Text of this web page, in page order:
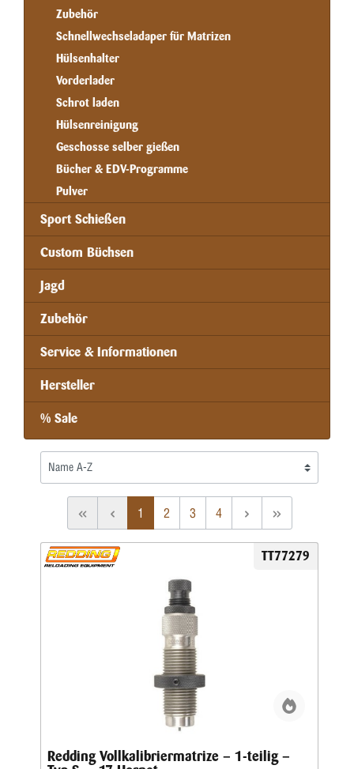
Zubehör
Schnellwechseladaper für Matrizen
Hülsenhalter
Vorderlader
Schrot laden
Hülsenreinigung
Geschosse selber gießen
Bücher & EDV-Programme
Pulver
Sport Schießen
Custom Büchsen
Jagd
Zubehör
Service & Informationen
Hersteller
% Sale
1 2 3 4
TT77279
Redding Vollkalibriermatrize – 1-teilig –